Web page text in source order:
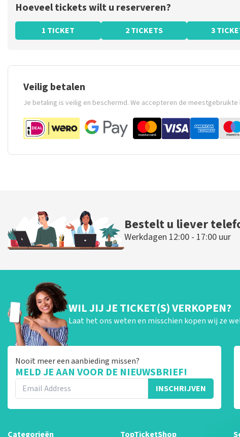
Hoeveel tickets wilt u reserveren?
1 TICKET 2 TICKETS 3
Veilig betalen
Je betaling is veilig en beschermd. We accepteren de
Bestelt u liever
Werkdagen 12:00 - 17:00 uur
WIL JIJ JE TICKET(S) VERKOPEN?
Laat het ons weten en misschien kopen wij ze
Nooit meer een aanbieding missen?
MELD JE AAN VOOR DE NIEUWSBRIEF!
INSCHRIJVEN
Categorieën TopTicketShop